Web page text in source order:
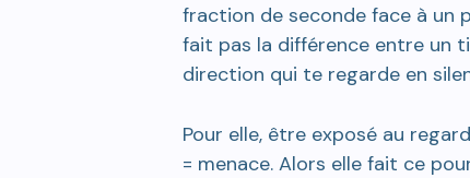
fraction de seconde face à un
fait pas la différence entre un
direction qui te regarde en
Pour elle, être exposé au
= menace. Alors elle fait ce